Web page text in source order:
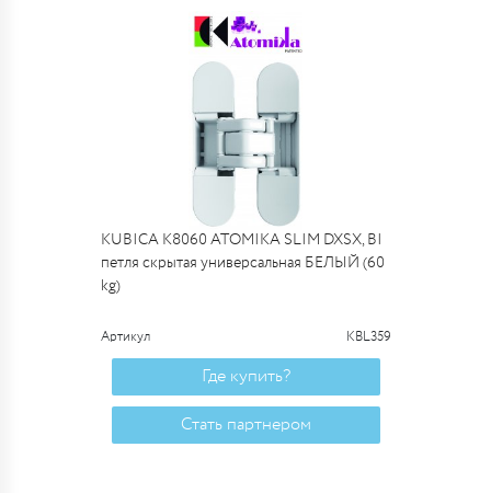
KUBICA K8060 ATOMIKA SLIM DXSX, BI
петля скрытая универсальная БЕЛЫЙ (60
kg)
Артикул KBL359
Где купить?
Стать партнером